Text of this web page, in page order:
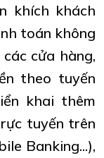
khích khách
toán không
cửa hàng,
theo tuyến
khai thêm
tuyến trên
Banking...),